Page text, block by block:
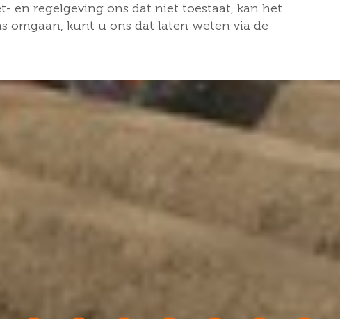
en regelgeving ons dat niet toestaat, kan het
omgaan, kunt u ons dat laten weten via de